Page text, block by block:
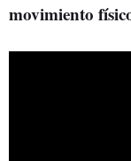
movimiento